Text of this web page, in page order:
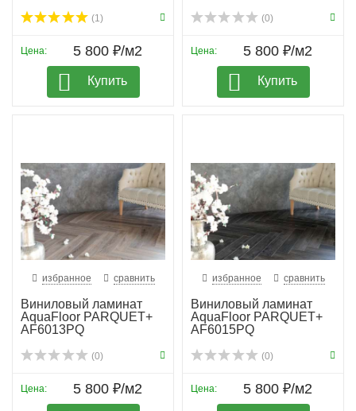
(1)
Цена: 5 800 ₽/м2
Купить
(0)
Цена: 5 800 ₽/м2
Купить
избранное сравнить
Виниловый ламинат
AquaFloor PARQUET+
AF6013PQ
(0)
Цена: 5 800 ₽/м2
избранное сравнить
Виниловый ламинат
AquaFloor PARQUET+
AF6015PQ
(0)
Цена: 5 800 ₽/м2